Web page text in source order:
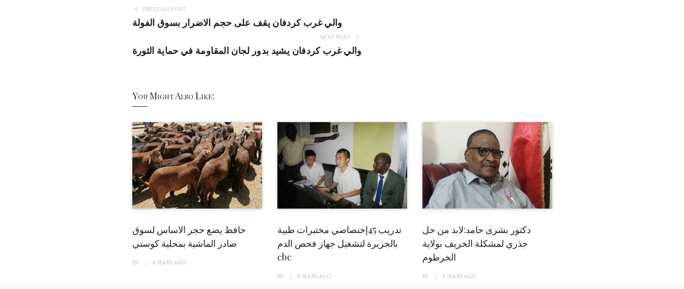
PREVIOUS POST
والي غرب كردفان يقف على حجم الاضرار بسوق الفولة
NEXT POST
والي غرب كردفان يشيد بدور لجان المقاومة في حماية الثورة
You Might Also Like:
حافظ يضع حجر الاساس لسوق
صادر الماشية بمحلية كوستي
BY 4 YEARS AGO
تدريب 45إختصاصي مختبرات طبية
بالجزيرة لتشغيل جهاز فحص الدم
cbc
BY 4 YEARS AGO
دكتور بشرى حامد:لابد من حل
جذري لمشكلة الخريف بولاية
الخرطوم
BY 4 YEARS AGO